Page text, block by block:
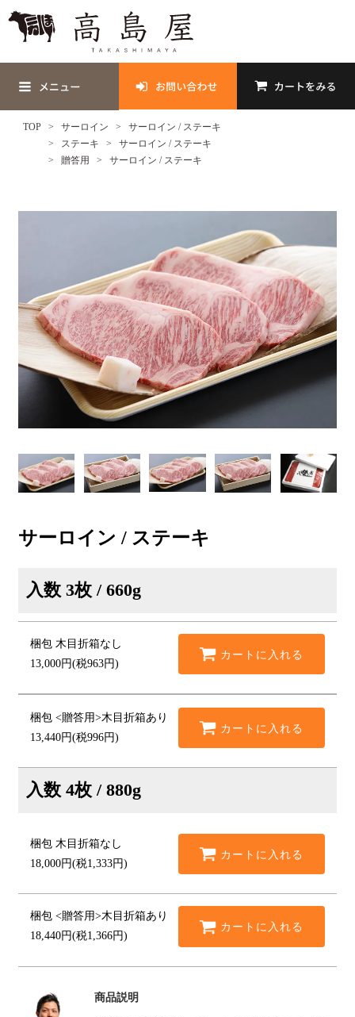
TOP サーロイン
サーロイン / ステーキ
ステーキ
サーロイン / ステーキ
贈答用
サーロイン / ステーキ
サーロイン / ステーキ
入数 3枚 / 660g
梱包 木目折箱なし
13,000円(税963円)
カートに入れる
梱包<贈答用>木目折箱あり
13,440円(税996円)
カートに入れる
入数 4枚 / 880g
梱包 木目折箱なし
18,000円(税1,333円)
カートに入れる
梱包<贈答用>木目折箱あり
18,440円(税1,366円)
カートに入れる
商品説明